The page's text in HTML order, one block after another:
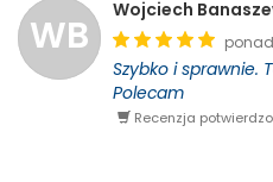
WB
Wojciech
Szybko i sprawnie.
Polecam
Recenzja